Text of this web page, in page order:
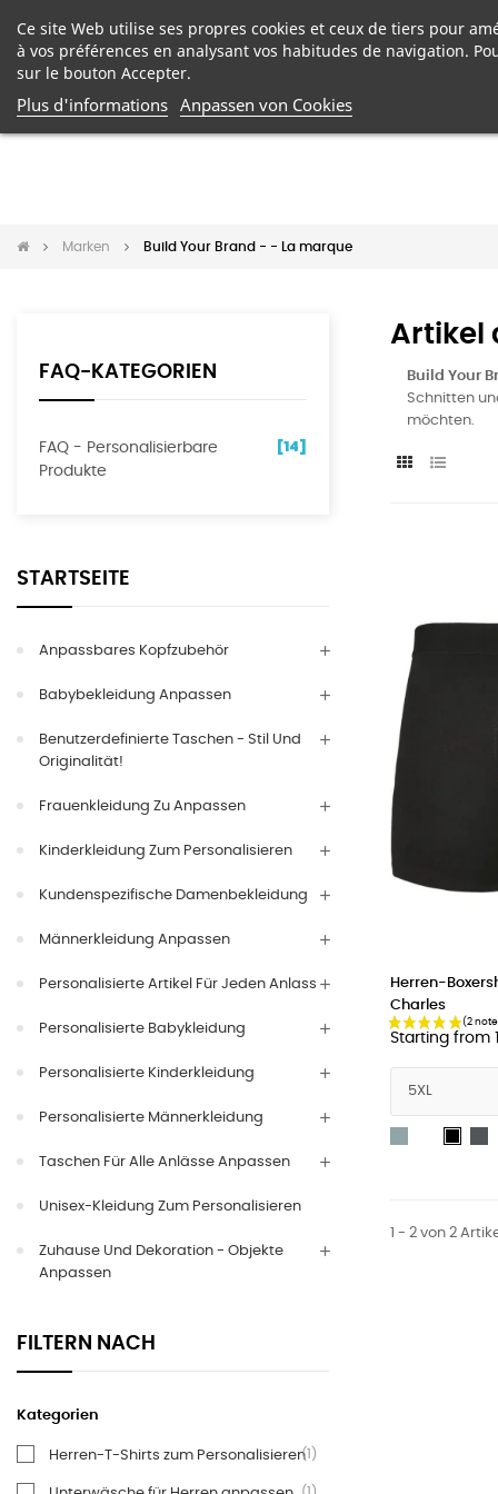
Marken Build Your Brand - - La marque
FAQ-KATEGORIEN
FAQ - Personalisierbare
Produkte
[14]
STARTSEITE
Anpassbares Kopfzubehör
Babybekleidung Anpassen
Benutzerdefinierte Taschen - Stil Und
Originalität!
Frauenkleidung Zu Anpassen
Kinderkleidung Zum Personalisieren
Kundenspezifische Damenbekleidung
Männerkleidung Anpassen
Personalisierte Artikel Für Jeden Anlass
Personalisierte Babykleidung
Personalisierte Kinderkleidung
Personalisierte Männerkleidung
Taschen Für Alle Anlässe Anpassen
Unisex-Kleidung Zum Personalisieren
Zuhause Und Dekoration - Objekte
Anpassen
FILTERN NACH
Kategorien
Herren-T-Shirts zum Personalisieren(1)
Artikel
Build Your
Schnitten
möchten.
Herren-
Charles
Starting from
1 - 2 von 2
Ce site Web utilise ses propres cookies et ceux de tiers pour
à vos préférences en analysant vos habitudes de navigation.
sur le bouton Accepter.
Plus d'informations Anpassen von Cookies